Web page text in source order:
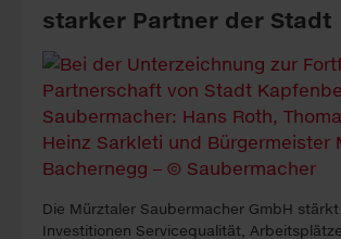
starker Part­ner der Stadt
Die Mürztaler Sauber­macher GmbH
In­vest­itionen Service­qualität,